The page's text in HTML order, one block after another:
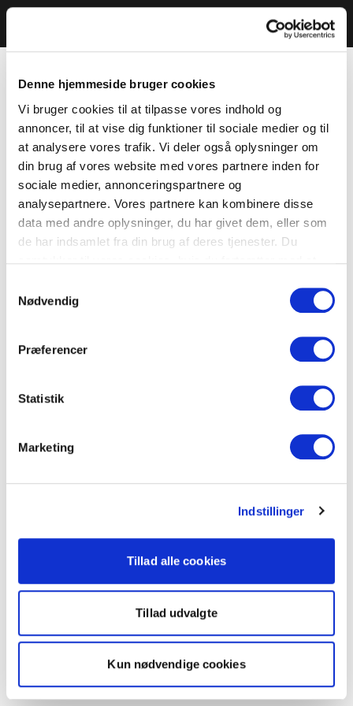
Denne hjemmeside bruger cookies
Vi bruger cookies til at tilpasse vores indhold og
annoncer, til at vise dig funktioner til sociale medier og til
at analysere vores trafik. Vi deler også oplysninger om
din brug af vores website med vores partnere inden for
sociale medier, annonceringspartnere og
analysepartnere. Vores partnere kan kombinere disse
data med andre oplysninger, du har givet dem, eller som
de har indsamlet fra din brug af deres tjenester. Du
Nødvendig
Præferencer
Statistik
Marketing
Indstillinger
Tillad alle cookies
Tillad udvalgte
Kun nødvendige cookies